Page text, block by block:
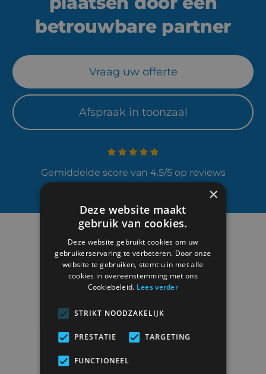
betrouwbare partner
Vraag uw offerte
Afspraak in toonzaal
Gemiddelde score van 4.5/5 op reviews
Duisburgsesteenweg 6
3090 Overijse
BTWBE0419.522.723
×
Deze website maakt
gebruik van cookies.
Deze website gebruikt cookies om uw
gebruikerservaring te verbeteren. Door onze
website te gebruiken, stemt u in met alle
cookies in overeenstemming met ons
Cookiebeleid. Lees verder
STRIKT NOODZAKELIJK
PRESTATIE TARGETING
FUNCTIONEEL